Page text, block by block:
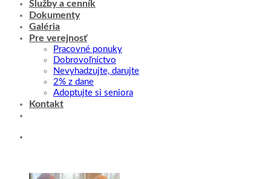
Služby a cenník
Dokumenty
Galéria
Pre verejnosť
Pracovné ponuky
Dobrovoľníctvo
Nevyhadzujte, darujte
2% z dane
Adoptujte si seniora
Kontakt